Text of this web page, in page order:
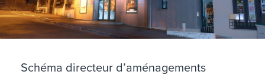
Schéma directeur d’aménagements